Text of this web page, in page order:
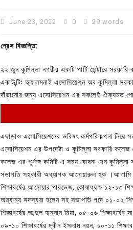
June 23, 2022 0 29 words
প্রেস বিজ্ঞপ্তি:
২২ জুন কুমিল্লা নগরীর একটি পার্টি সেন্টারে সরকারি
একাউন্টিং অ্যালমনাই এসোসিয়েশন অব কুমিল্লা
দাঁড়ানোর জন্য এসোসিয়েশন এর সকলেই ঐক্যমত
এছাড়াও এসোসিয়েশনের ভবিষৎ কর্মপরিকল্পনা
এসোসিয়েশন এর উপদেষ্টা ও কুমিল্লা সরকারি
কলেজ এর পূর্ণাঙ্গ কমিটি এ সময় ঘোষনা দেন কুমিল্লা
সভাপতি সহকারী অধ্যাপক আনোয়ারুল হক ।আগামি
শিক্ষাবর্ষের আনোয়ার পারভেজ, কোষাধ্যক্ষ ১২-১৩
অন্যান্য সদস্যরা হলেন সহ সভাপতি পদে ০১-০২
শিক্ষাবর্ষের আব্দুল হান্নান মিয়া, ০৫-০৬
০৯-১০ শিক্ষাবর্ষের দ্বীন ইসলাম নয়ন, ১০-১১
In Uncategorized
কুমিল্লা প্রেস ক্লাবের
পদের জন্য ৩৩ জন
July 30, 2026 0 3